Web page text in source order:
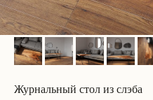
Журнальный стол из слэба